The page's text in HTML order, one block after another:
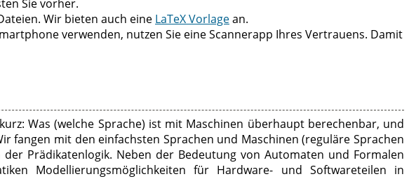
Sie vorher.
Wir bieten auch eine LaTeX Vorlagean.
verwenden, nutzen Sie eine Scannerapp Ihres Vertrauens. Damit
Was (welche Sprache) ist mit Maschinen überhaupt berechenbar, und
fangen mit den einfachsten Sprachen und Maschinen (reguläre Sprachen
Prädikatenlogik. Neben der Bedeutung von Automaten und Formalen
Modellierungsmöglichkeiten für Hardware- und Softwareteilen in